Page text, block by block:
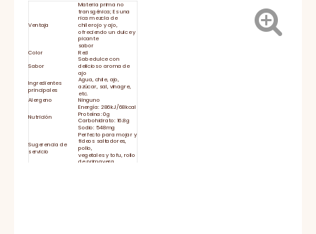
Ventaja
Materia prima no
transgénica; Es una
rica mezcla de
chile rojo y ajo,
ofreciendo un dulce y
picante
sabor
Color
Red
Sabor
Sabe dulce con
delicioso aroma de
ajo
Ingredientes
principales
Agua, chile, ajo,
azúcar, sal, vinagre,
etc.
Alergeno
Ninguno
Nutrición
Energía: 286kJ/68kcal
Proteína: 0g
Carbohidrato: 16.8g
Sodio: 548mg
Sugerencia de
servicio
Perfecto para mojar y
fideos saltadores,
pollo,
vegetales y tofu, rollo
de primavera.